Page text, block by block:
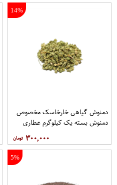
14%
دمنوش گیاهی خارخاسک مخصوص
دمنوش بسته یک کیلوگرم عطاری
۳۰۰,۰۰۰
5%